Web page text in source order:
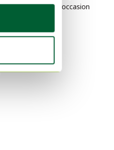
lounge design d'occasion